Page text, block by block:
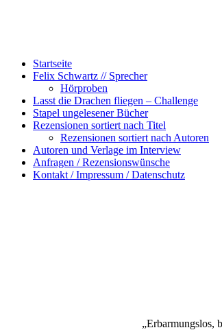
Startseite
Felix Schwartz // Sprecher
Hörproben
Lasst die Drachen fliegen – Challenge
Stapel ungelesener Bücher
Rezensionen sortiert nach Titel
Rezensionen sortiert nach Autoren
Autoren und Verlage im Interview
Anfragen / Rezensionswünsche
Kontakt / Impressum / Datenschutz
„Erbarmungslos,